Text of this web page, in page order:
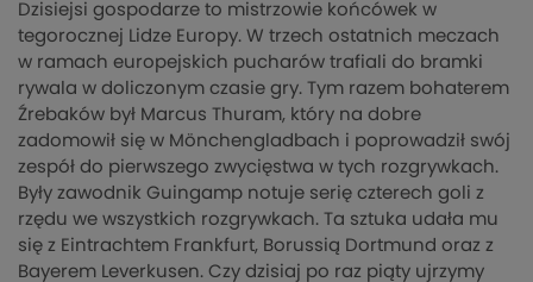
Dzisiejsi gospodarze to mistrzowie końcówek w
tegorocznej Lidze Europy. W trzech ostatnich meczach
w ramach europejskich pucharów trafiali do bramki
rywala w doliczonym czasie gry. Tym razem bohaterem
Źrebaków był Marcus Thuram, który na dobre
zadomowił się w Mönchengladbach i poprowadził swój
zespół do pierwszego zwycięstwa w tych rozgrywkach.
Były zawodnik Guingamp notuje serię czterech goli z
rzędu we wszystkich rozgrywkach. Ta sztuka udała mu
się z Eintrachtem Frankfurt, Borussią Dortmund oraz z
Bayerem Leverkusen. Czy dzisiaj po raz piąty ujrzymy